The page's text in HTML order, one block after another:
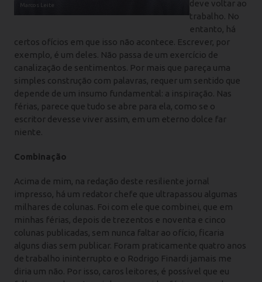
Marcos Leite
deve voltar ao
trabalho. No
entanto, há
certos ofícios em que isso não acontece. Escrever, por
exemplo, é um deles. Não passa de um exercício de
canalização de sentimentos. Por mais que pareça uma
simples construção com palavras, requer um sentido que
depende de um insumo fundamental: a inspiração. Nas
férias, parece que tudo se abre para ela, como se o
escritor devesse viver assim, em um eterno dolce far
niente.
Combinação
Acima de mim, na redação deste resiliente jornal
impresso, há um redator chefe que ultrapassou algumas
milhares de colunas. Foi com ele que combinei, que em
minhas férias, depois de trezentos e noventa e cinco
colunas publicadas, sem nunca faltar ao ofício, ficaria
alguns dias sem publicar. Foram praticamente quatro anos
de trabalho ininterrupto e o Rodrigo Finardi jamais me
diria um não. Por isso, caros leitores, é possível que eu